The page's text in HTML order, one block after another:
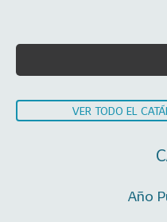
VER TODO EL
Año